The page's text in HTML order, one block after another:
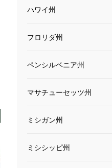
ハワイ州
フロリダ州
ペンシルベニア州
マサチューセッツ州
ミシガン州
ミシシッピ州